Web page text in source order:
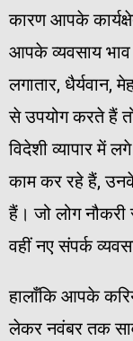
कारण आपके
आपके व्यवसाय भाव
लगातार, धैर्यवान,
से उपयोग करते हैं
विदेशी व्यापार में
काम कर रहे हैं,
हैं। जो लोग
वहीं नए संपर्क
हालाँकि आपके
लेकर नवंबर तक